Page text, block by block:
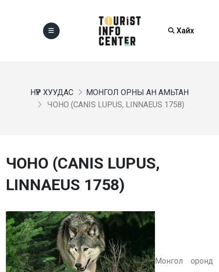
Хайх
НҮҮР ХУУДАС
МОНГОЛ ОРНЫ АН АМЬТАН
ЧОНО (CANIS LUPUS, LINNAEUS 1758)
ЧОНО (CANIS LUPUS,
LINNAEUS 1758)
Монгол оронд